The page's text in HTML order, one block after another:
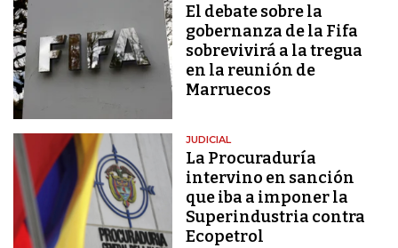
El debate sobre la
gobernanza de la Fifa
sobrevivirá a la tregua
en la reunión de
Marruecos
JUDICIAL
La Procuraduría
intervino en sanción
que iba a imponer la
Superindustria contra
Ecopetrol